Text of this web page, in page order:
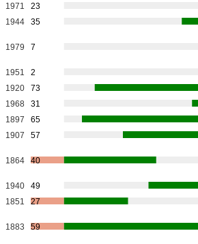
1971
23
1944 35
1979 7
1951
2
1920
73
1968
31
1897
65
1907 57
1864 40
1940
49
1851 27
1883 59